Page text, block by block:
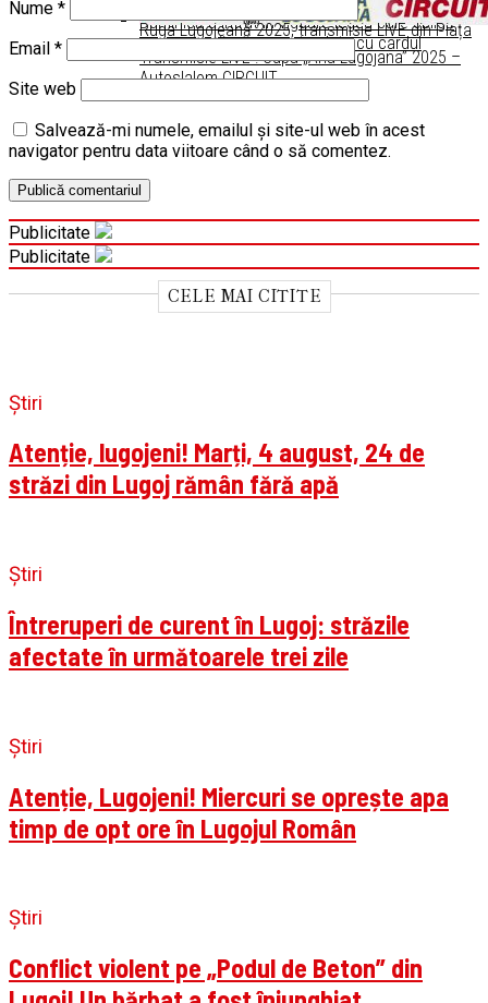
Duminică a intrat în vigoare legea care obligă
comercianţii, să accepte plata cu cardul
Transmisie LIVE ! Cupa „Ana Lugojana” 2025 –
Autoslalom CIRCUIT
Ruga Lugojeană 2025, transmisie LIVE din Piața
Nume *
Email *
Site web
Salvează-mi numele, emailul și site-ul web în acest
navigator pentru data viitoare când o să comentez.
Publicitate
Publicitate
CELE MAI CITITE
Știri
Atenție, lugojeni! Marți, 4 august, 24 de
străzi din Lugoj rămân fără apă
Știri
Întreruperi de curent în Lugoj: străzile
afectate în următoarele trei zile
Știri
Atenție, Lugojeni! Miercuri se oprește apa
timp de opt ore în Lugojul Român
Știri
Conflict violent pe „Podul de Beton” din